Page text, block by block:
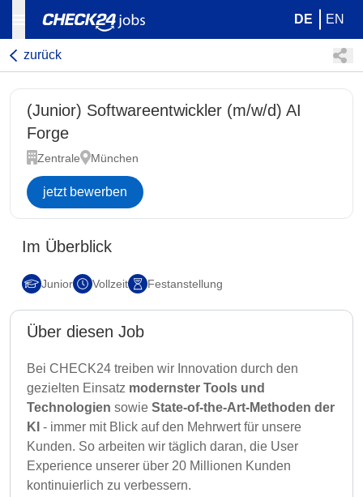
DE EN
zurück
(Junior) Softwareentwickler (m/w/d) AI
Forge
Zentrale München
jetzt bewerben
Im Überblick
Junior Vollzeit Festanstellung
Über diesen Job
Bei CHECK24 treiben wir Innovation durch den
gezielten Einsatz modernster Tools und
Technologien sowie State-of-the-Art-Methoden der
KI - immer mit Blick auf den Mehrwert für unsere
Kunden. So arbeiten wir täglich daran, die User
Experience unserer über 20 Millionen Kunden
kontinuierlich zu verbessern.